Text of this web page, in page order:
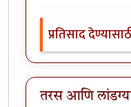
प्रतिसाद
तरस आणि